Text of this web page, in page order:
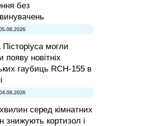
без
могли
появу новітніх
гаубиць RCH-155 в
серед кімнатних
знижують кортизол і